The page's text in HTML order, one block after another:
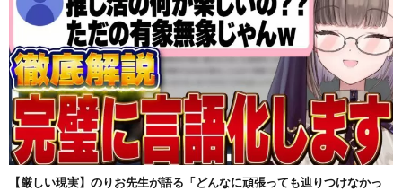
【厳しい現実】のりお先生が語る「どんなに頑張っても辿りつけなかっ